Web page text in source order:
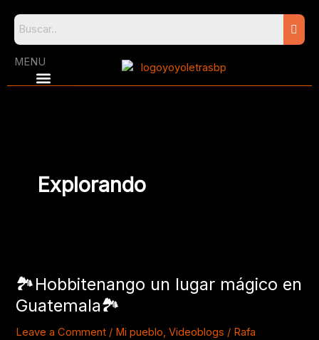
content
MENU
Explorando
🏞️Hobbitenango un lugar mágico en
Guatemala🏞️
Leave a Comment / Mi pueblo,Videoblogs / Rafa
un
lugar
mágico
en